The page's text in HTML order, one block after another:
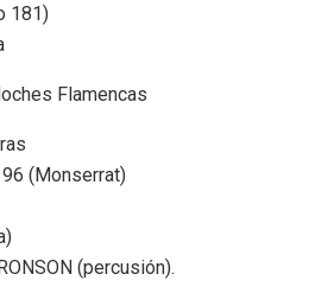
181)
Flamencas
(Monserrat)
(percusión).